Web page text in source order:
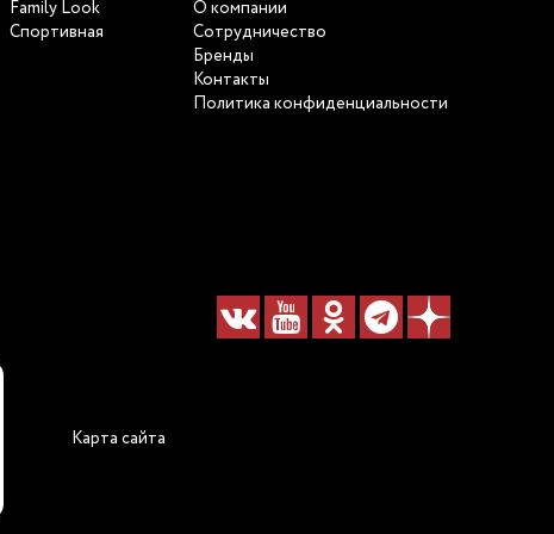
Family Look
Спортивная
О компании
Сотрудничество
Бренды
Контакты
Политика конфиденциальности
Карта сайта